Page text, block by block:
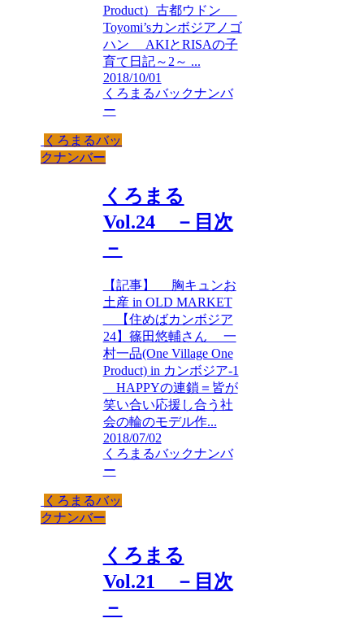
Product）古都ウドン
Toyomi’sカンボジアノゴ
ハン AKIとRISAの子
育て日記～2～ ...
2018/10/01
くろまるバックナンバ
ー
くろまるバッ
クナンバー
くろまる
Vol.24 －目次
－
【記事】 胸キュンお
土産 in OLD MARKET
【住めばカンボジア
24】篠田悠輔さん 一
村一品(One Village One
Product) in カンボジア-1
HAPPYの連鎖＝皆が
笑い合い応援し合う社
会の輪のモデル作...
2018/07/02
くろまるバックナンバ
ー
くろまるバッ
クナンバー
くろまる
Vol.21 －目次
－